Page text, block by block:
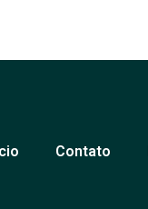
Contato